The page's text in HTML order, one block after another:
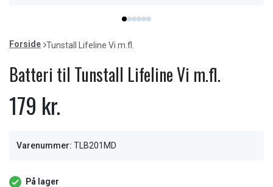
item
0
item
1
item
item
item
item
of
Forside Tunstall Lifeline Vi m.fl.
Batteri til Tunstall Lifeline Vi m.fl.
179 kr.
Varenummer: TLB201MD
På lager